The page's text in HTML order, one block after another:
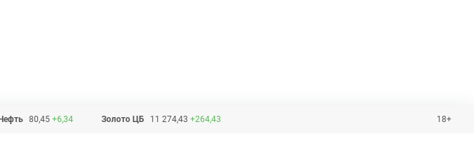
Нефть 80,45 +6,34 Золото ЦБ 11 274,43 +264,43 18+